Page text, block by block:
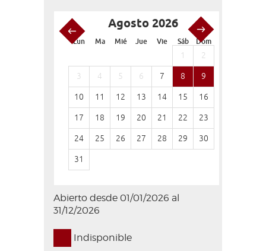
Agosto 2026
Lun Ma Mié Jue Vie Sáb Dom
1 2
3 4 5 6 7 8 9
10 11 12 13 14 15 16
17 18 19 20 21 22 23
24 25 26 27 28 29 30
31
Abierto desde 01/01/2026 al
31/12/2026
Indisponible